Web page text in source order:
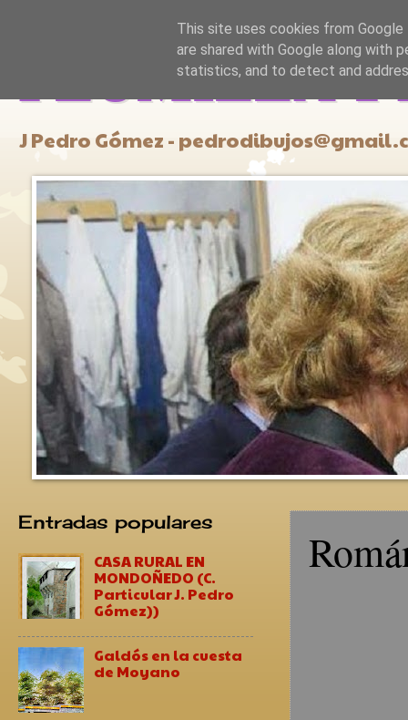
PLUMILLA Y
J Pedro Gómez -
Entradas populares
CASA RURAL EN
MONDOÑEDO (C.
Particular J. Pedro
Gómez))
Galdós en la cuesta
de Moyano
This site uses cookies from
are shared with Google along with
statistics, and to detect and